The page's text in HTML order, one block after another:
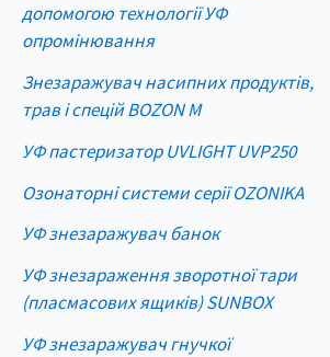
допомогою технології УФ
опромінювання
Знезаражувач насипних продуктів,
трав і спецій BOZON M
УФ пастеризатор UVLIGHT UVP250
Озонаторні системи серії OZONIKA
УФ знезаражувач банок
УФ знезараження зворотної тари
(пласмасових ящиків) SUNBOX
УФ знезаражувач гнучкої